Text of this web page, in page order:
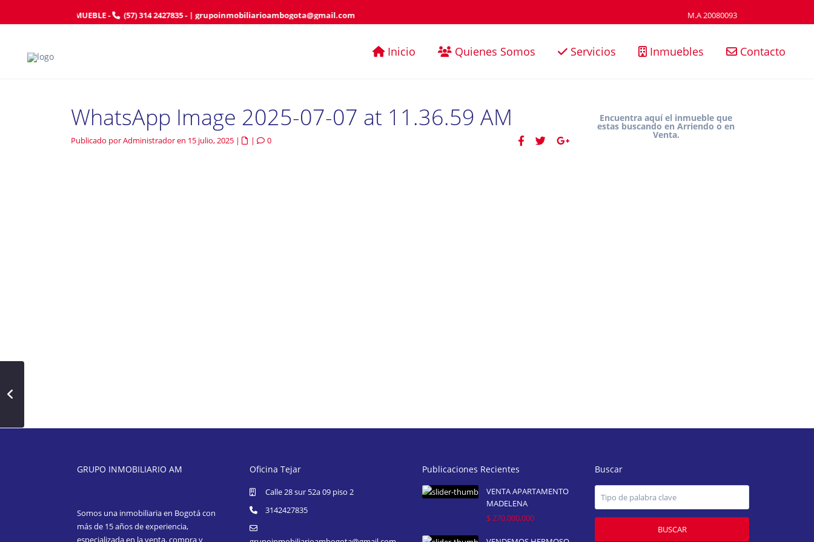
AFILIE SU INMUEBLE- (57) 314 2427835- |grupoinmobiliarioambogota@gmail.com M.A 20080093
Inicio Quienes Somos Servicios Inmuebles Contacto
WhatsApp Image 2025-07-07 at 11.36.59 AM
Publicado por Administrador en 15 julio, 2025 | | 0
Encuentra aquí el inmueble que
estas buscando en Arriendo o en
Venta.
GRUPO INMOBILIARIO AM
Somos una inmobiliaria en Bogotá con
más de 15 años de experiencia,
especializada en la venta, compra y
Oficina Tejar
Calle 28 sur 52a 09 piso 2
3142427835
Publicaciones Recientes
VENTA APARTAMENTO
MADELENA
$ 270,000,000
Buscar
BUSCAR